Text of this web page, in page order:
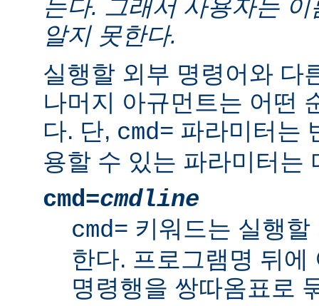
는다. 그래서 사용자는
알지 못한다.
실행할 외부 명령어와 다
나머지 아규먼트는 어떤
다. 단, cmd= 파라미터는
용할 수 있는 파라미터는
cmd=cmdline
cmd= 키워드는 실행
한다. 프로그램명 뒤에
명령행을 쌍따옴표로